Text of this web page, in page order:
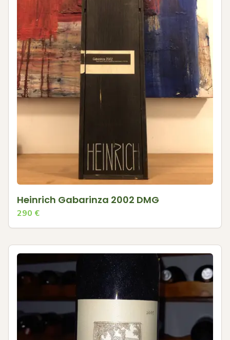
Heinrich Gabarinza 2002 DMG
290 €